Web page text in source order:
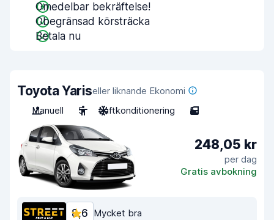
Omedelbar bekräftelse!
Obegränsad körsträcka
Betala nu
Toyota Yariseller liknande Ekonomi
Manuell
5 Luftkonditionering 5
248,05 kr
per dag
Gratis avbokning
8,6 Mycket bra